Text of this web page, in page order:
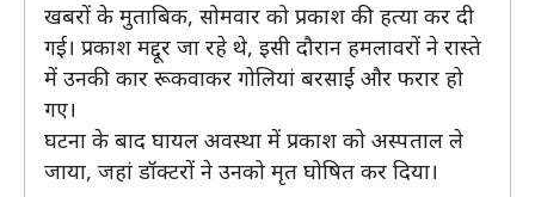
खबरों के मुताबिक, सोमवार को प्रकाश की हत्या कर दी
गई। प्रकाश मद्दूर जा रहे थे, इसी दौरान हमलावरों ने रास्ते
में उनकी कार रूकवाकर गोलियां बरसाईं और फरार हो
गए।
घटना के बाद घायल अवस्था में प्रकाश को अस्पताल ले
जाया, जहां डॉक्टरों ने उनको मृत घोषित कर दिया।